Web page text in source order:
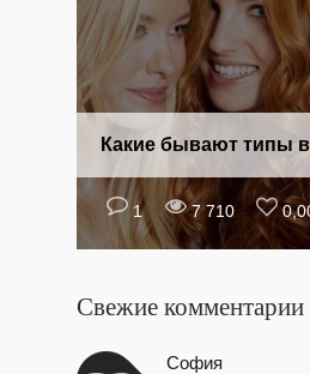
1 7 710
Какие бывают типы
Свежие комментарии
София